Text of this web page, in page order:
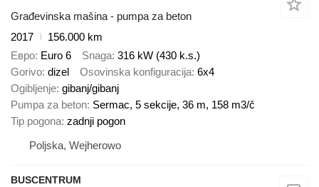
Građevinska mašina - pumpa za beton
2017
156.000 km
Евро Euro 6 Snaga 316 kW (430 k.s.)
Gorivo dizel Osovinska konfiguracija 6x4
Ogibljenje gibanj/gibanj
Pumpa za beton Sermac, 5 sekcije, 36 m, 158 m3/č
Tip pogona zadnji pogon
Poljska, Wejherowo
BUSCENTRUM